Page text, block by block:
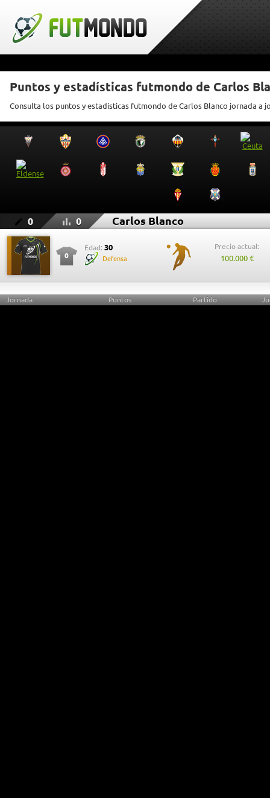
Puntos y estadísticas futmondo de Carlos
Consulta los puntos y estadísticas futmondo de Carlos Blanco jornada a
0 0 Carlos Blanco
0
Edad: 30
Defensa
Precio actual:
100.000 €
Jornada Puntos Partido